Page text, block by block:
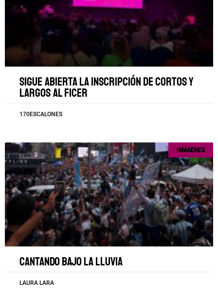
Sigue abierta la inscripción de cortos y
largos al FICER
170ESCALONES
IMÁGENES
Cantando bajo la lluvia
LAURA LARA